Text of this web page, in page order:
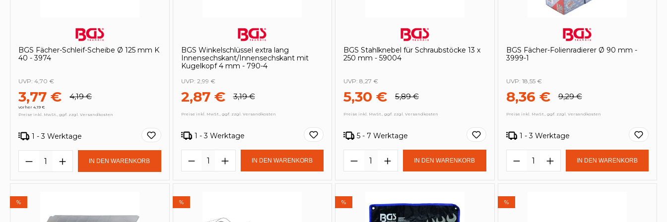
BGS Fächer-Schleif-Scheibe Ø 125 mm K
40 - 3974
3,77 € 4,19 €
vorher 4,19 €
UVP: 4,70 €
Preise inkl. MwSt., ggf. zzgl. Versandkosten
1 - 3 Werktage
Produkt Anzahl: Gib den gewünschten Wert ein oder benutze die Schaltflächen um die Anzahl zu erhöhen
IN DEN WARENKORB
BGS Winkelschlüssel extra lang
Innensechskant/Innensechskant mit
Kugelkopf 4 mm - 790-4
2,87 € 3,19 €
UVP: 2,99 €
Preise inkl. MwSt., ggf. zzgl. Versandkosten
1 - 3 Werktage
Produkt Anzahl: Gib den gewünschten Wert ein oder benutze die Schaltflächen
IN DEN WARENKORB
BGS Stahlknebel für Schraubstöcke 13 x
250 mm - 59004
5,30 € 5,89 €
UVP: 8,27 €
Preise inkl. MwSt., ggf. zzgl. Versandkosten
5 - 7 Werktage
Produkt Anzahl: Gib den gewünschten Wert ein oder
IN DEN WARENKORB
BGS Fächer-Folienradierer Ø 90 mm -
3999-1
8,36 € 9,29 €
UVP: 18,55 €
Preise inkl. MwSt., ggf. zzgl. Versandkosten
1 - 3 Werktage
Produkt Anzahl: Gib den
IN DEN WARENKORB
% % % %